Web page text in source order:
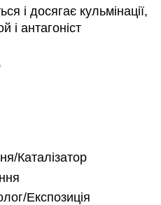
і досягає кульмінації,
і антагоніст
Каталізатор
Експозиція